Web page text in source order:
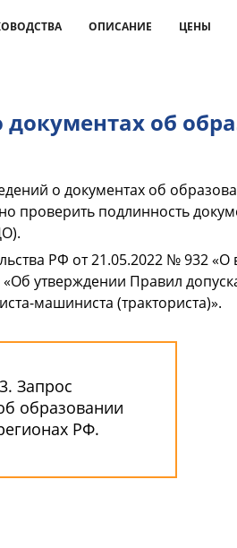
ОПИСАНИЕ ЦЕНЫ
об
о документах об
проверить подлинность
РФ от 21.05.2022 № 932 «О
утверждении Правил
машиниста (тракториста)».
Запрос
образовании
РФ.